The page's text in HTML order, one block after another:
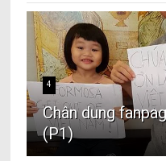
4
Chân dung
(P1)